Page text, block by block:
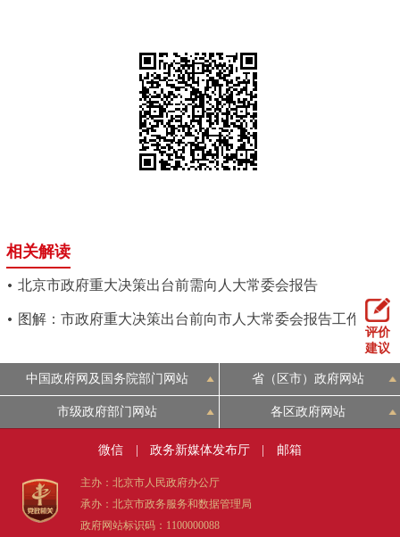
相关解读
北京市政府重大决策出台前需向人大常委会报告
图解：市政府重大决策出台前向市人大常委会报告工作办法
评价
建议
中国政府网及国务院部门网站 省（区市）政府网站
市级政府部门网站 各区政府网站
微信 政务新媒体发布厅 邮箱
主办：北京市人民政府办公厅
承办：北京市政务服务和数据管理局
政府网站标识码：1100000088